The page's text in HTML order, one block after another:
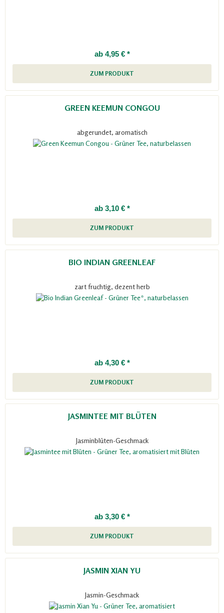
ab 4,95 € *
ZUM PRODUKT
GREEN KEEMUN CONGOU
abgerundet, aromatisch
ab 3,10 € *
ZUM PRODUKT
BIO INDIAN GREENLEAF
zart fruchtig, dezent herb
ab 4,30 € *
ZUM PRODUKT
JASMINTEE MIT BLÜTEN
Jasminblüten-Geschmack
ab 3,30 € *
ZUM PRODUKT
JASMIN XIAN YU
Jasmin-Geschmack